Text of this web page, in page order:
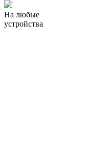
На любые
устройства